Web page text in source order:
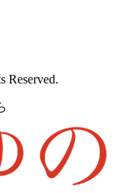
Reserved.